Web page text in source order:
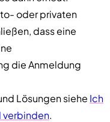
oder privaten
dass eine
die Anmeldung
Lösungen siehe Ich
verbinden.